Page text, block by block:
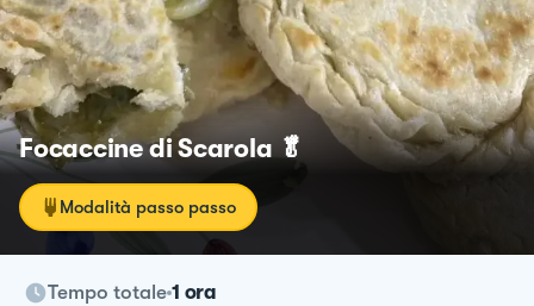
Focaccine di Scarola 🥬
Modalità passo passo
Tempo totale 1 ora